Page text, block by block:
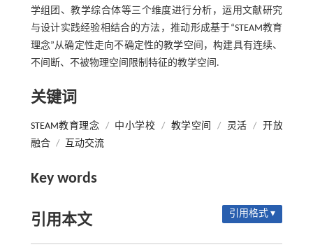
学组团、教学综合体等三个维度进行分析，运用文献研究
与设计实践经验相结合的方法，推动形成基于“STEAM教育
理念”从确定性走向不确定性的教学空间，构建具有连续、
不间断、不被物理空间限制特征的教学空间.
关键词
STEAM教育理念 / 中小学校 / 教学空间 / 灵活 / 开放
融合 / 互动交流
Key words
引用本文 引用格式 ▾